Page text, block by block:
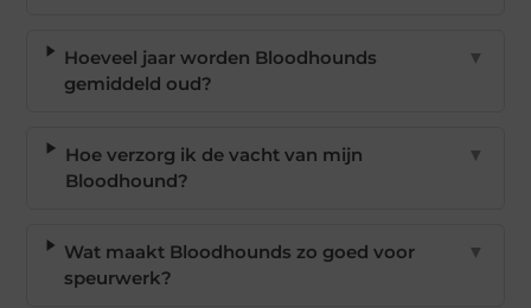
Hoeveel jaar worden Bloodhounds
gemiddeld oud?
▼
Hoe verzorg ik de vacht van mijn
Bloodhound?
▼
Wat maakt Bloodhounds zo goed voor
speurwerk?
▼